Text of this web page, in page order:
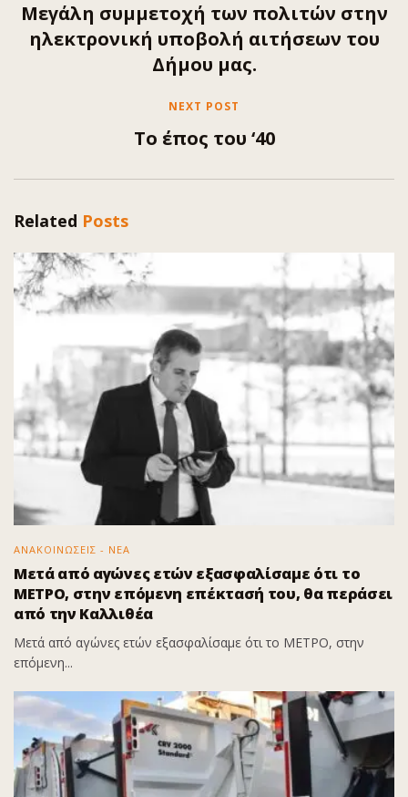
Μεγάλη συμμετοχή των πολιτών στην
ηλεκτρονική υποβολή αιτήσεων του
Δήμου μας.
NEXT POST
Το έπος του ‘40
Related Posts
ΑΝΑΚΟΙΝΩΣΕΙΣ - ΝΕΑ
Μετά από αγώνες ετών εξασφαλίσαμε ότι το
ΜΕΤΡΟ, στην επόμενη επέκτασή του, θα περάσει
από την Καλλιθέα
Μετά από αγώνες ετών εξασφαλίσαμε ότι το ΜΕΤΡΟ, στην
επόμενη...